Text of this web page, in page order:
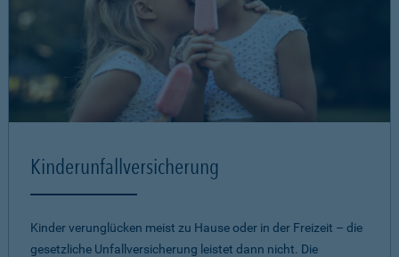
Kinderunfallversicherung
Kinder verunglücken meist zu Hause oder in der Freizeit – die
gesetzliche Unfallversicherung leistet dann nicht. Die